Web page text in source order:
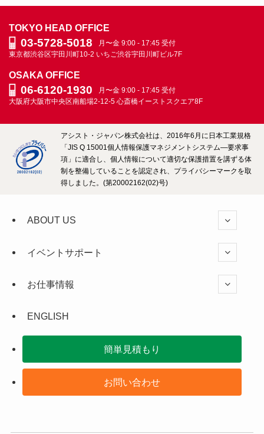
ブ
グ
ARCHIVE
TOKYO HEAD OFFICE
03-5728-5018
月〜金 9:00 - 17:45 受付
東京都渋谷区宇田川町10-2 いちご渋谷宇田川町ビル7F
OSAKA OFFICE
06-6120-1930
月〜金 9:00 - 17:45 受付
大阪府大阪市中央区南船場2-12-5 心斎橋イーストスクエア8F
アシスト・ジャパン株式会社は、2016年6月に日本工業規格
「JIS Q 15001個人情報保護マネジメントシステム―要求事
項」に適合し、個人情報について適切な保護措置を講ずる体
制を整備していることを認定され、プライバシーマークを取
得しました。(第20002162(02)号)
ABOUT US
イベントサポート
お仕事情報
ENGLISH
簡単見積もり
お問い合わせ